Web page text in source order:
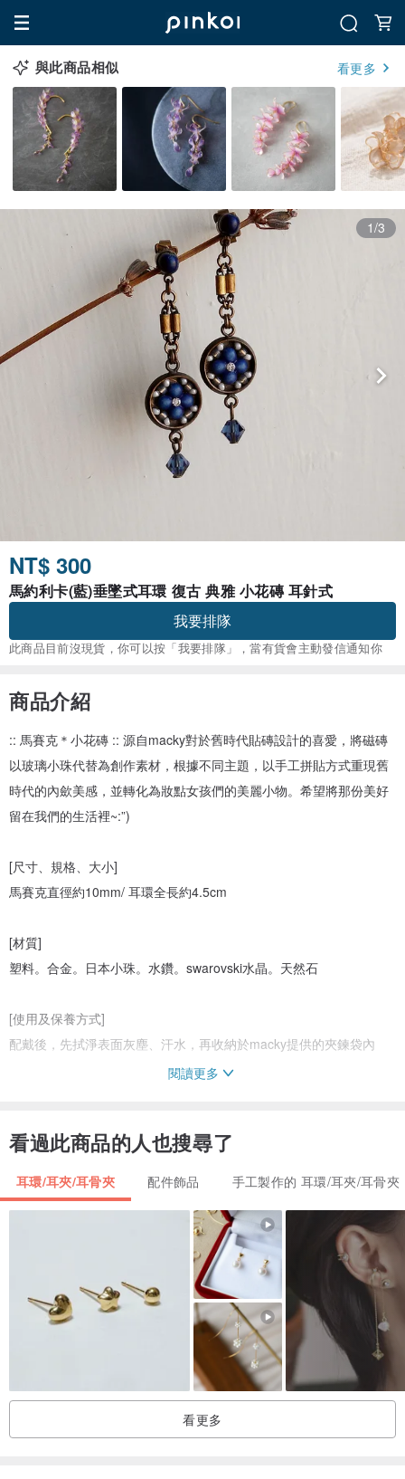
與此商品相似 看更多
1/3
NT$ 300
馬約利卡(藍)垂墜式耳環 復古 典雅 小花磚 耳針式
我要排隊
此商品目前沒現貨，你可以按「我要排隊」，當有貨會主動發信通知你
商品介紹
:: 馬賽克＊小花磚 :: 源自macky對於舊時代貼磚設計的喜愛，將磁磚
以玻璃小珠代替為創作素材，根據不同主題，以手工拼貼方式重現舊
時代的內歛美感，並轉化為妝點女孩們的美麗小物。希望將那份美好
留在我們的生活裡~:”)
[尺寸、規格、大小]
馬賽克直徑約10mm/ 耳環全長約4.5cm
[材質]
塑料。合金。日本小珠。水鑽。swarovski水晶。天然石
[使用及保養方式]
配戴後，先拭淨表面灰塵、汗水，再收納於macky提供的夾鍊袋內
閱讀更多
看過此商品的人也搜尋了
耳環/耳夾/耳骨夾 配件飾品 手工製作的 耳環/耳夾/耳骨夾
看更多